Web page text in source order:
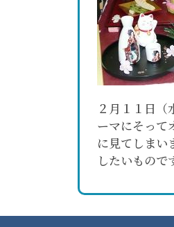
２月１１日
ーマにそって
に見てしま
したいもので